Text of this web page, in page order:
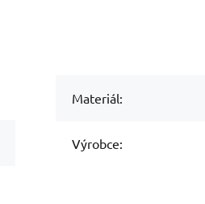
Materiál:
Výrobce: